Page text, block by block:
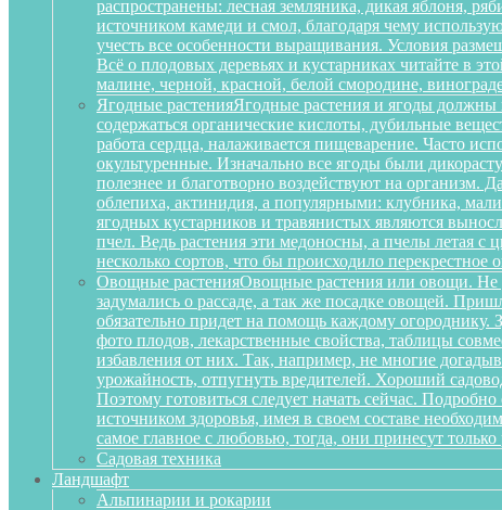
распространены: лесная земляника, дикая яблоня,
источником камеди и смол, благодаря чему
учесть все особенности выращивания. Условия
Всё о плодовых деревьях и кустарниках читайте в
малине, черной, красной, белой смородине,
Ягодные растенияЯгодные растения и ягоды должны
содержаться органические кислоты, дубильные
работа сердца, налаживается пищеварение. Часто
окультуренные. Изначально все ягоды были
полезнее и благотворно воздействуют на
облепиха, актинидия, а популярными: клубника,
ягодных кустарников и травянистых являются
пчел. Ведь растения эти медоносны, а пчелы летая
несколько сортов, что бы происходило
Овощные растенияОвощные растения или овощи. Не
задумались о рассаде, а так же посадке овощей.
обязательно придет на помощь каждому
фото плодов, лекарственные свойства, таблицы
избавления от них. Так, например, не многие
урожайность, отпугнуть вредителей. Хороший
Поэтому готовиться следует начать сейчас.
источником здоровья, имея в своем составе
самое главное с любовью, тогда, они принесут только
Садовая техника
Ландшафт
Альпинарии и рокарии